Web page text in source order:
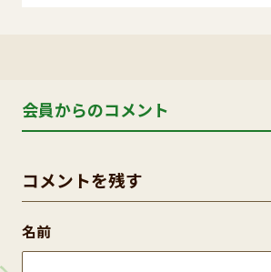
会員からのコメント
コメントを残す
名前